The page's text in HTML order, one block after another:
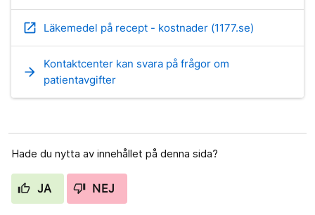
open_in_new Läkemedel på recept - kostnader (1177.se)
arrow_forward
Kontaktcenter kan svara på frågor om
patientavgifter
Hade du nytta av innehållet på denna sida?
JA NEJ